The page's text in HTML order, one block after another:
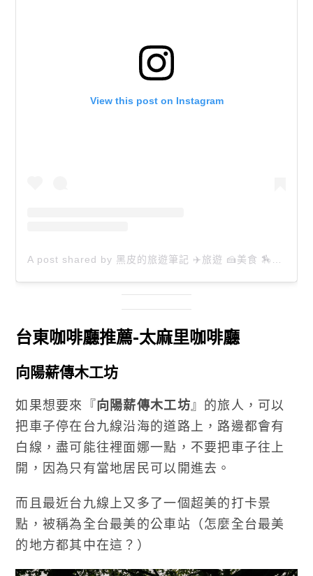
View this post on Instagram
台東咖啡廳推薦-太麻里咖啡廳
向陽薪傳木工坊
如果想要來『向陽薪傳木工坊 』的旅人，可以
把車子停在台九線沿海的道路上，路邊都會有
白線，盡可能往裡面娜一點，不要把車子往上
開，因為只有當地居民可以開進去。
而且最近台九線上又多了一個超美的打卡景
點，被稱為全台最美的公車站（怎麼全台最美
的地方都其中在這？）